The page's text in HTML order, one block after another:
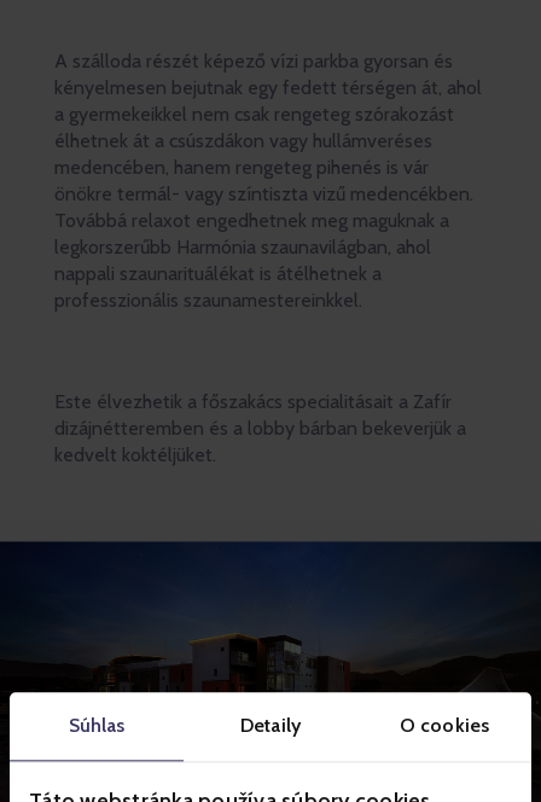
Súhlas Detaily O cookies
A szálloda részét képező vízi parkba gyorsan és
kényelmesen bejutnak egy fedett térségen át, ahol
a gyermekeikkel nem csak rengeteg szórakozást
élhetnek át a csúszdákon vagy hullámveréses
medencében, hanem rengeteg pihenés is vár
önökre termál- vagy színtiszta vizű medencékben.
Továbbá relaxot engedhetnek meg maguknak a
legkorszerűbb Harmónia szaunavilágban, ahol
nappali szaunarituálékat is átélhetnek a
professzionális szaunamestereinkkel.
Este élvezhetik a főszakács specialitásait a Zafír
dizájnétteremben és a lobby bárban bekeverjük a
kedvelt koktéljüket.